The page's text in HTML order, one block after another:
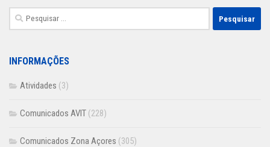
Pesquisar
por:
INFORMAÇÕES
Atividades (3)
Comunicados AVIT (228)
Comunicados Zona Açores (305)